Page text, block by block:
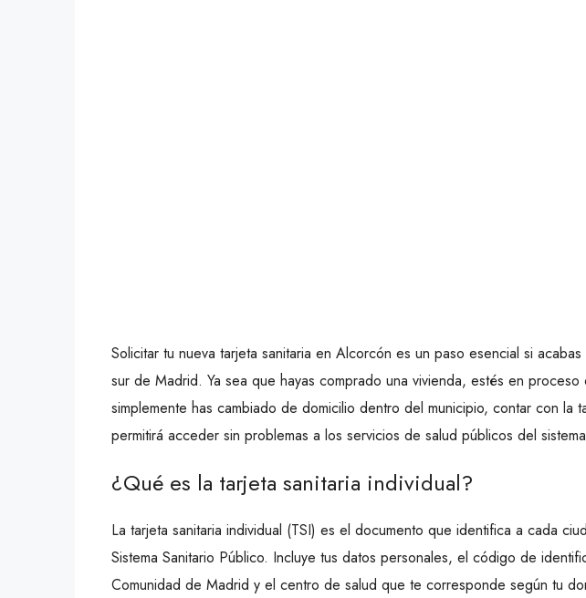
Solicitar tu nueva tarjeta sanitaria en Alcorcón es un paso esencial si
sur de Madrid. Ya sea que hayas comprado una vivienda, estés en proceso
simplemente has cambiado de domicilio dentro del municipio, contar con la
permitirá acceder sin problemas a los servicios de salud públicos del
¿Qué es la tarjeta sanitaria individual?
La tarjeta sanitaria individual (TSI) es el documento que identifica a cada
Sistema Sanitario Público. Incluye tus datos personales, el código de
Comunidad de Madrid y el centro de salud que te corresponde según tu